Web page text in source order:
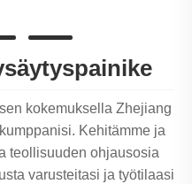
kokemuksella Zhejiang
Kehitämme ja
​​teollisuuden ohjausosia
varusteitasi ja työtilaasi